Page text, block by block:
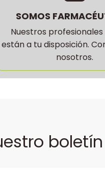
SOMOS
Nuestros
están a tu disposición.
nosotros.
boletín